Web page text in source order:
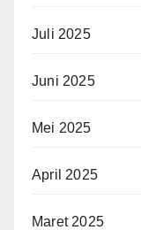
Juli 2025
Juni 2025
Mei 2025
April 2025
Maret 2025